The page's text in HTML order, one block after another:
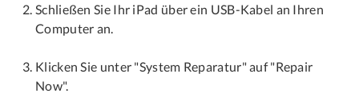
Schließen Sie Ihr iPad über ein USB-Kabel an Ihren
Computer an.
Klicken Sie unter "System Reparatur" auf "Repair
Now".